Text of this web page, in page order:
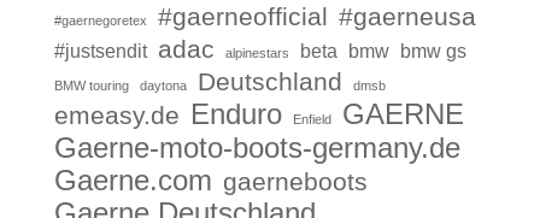
#gaernegoretex #gaerneofficial #gaerneusa
#justsendit adac alpinestars beta bmw bmw gs
BMW touring daytona Deutschland dmsb
emeasy.de Enduro Enfield
GAERNE
Gaerne-moto-boots-germany.de
Gaerne.com gaerneboots